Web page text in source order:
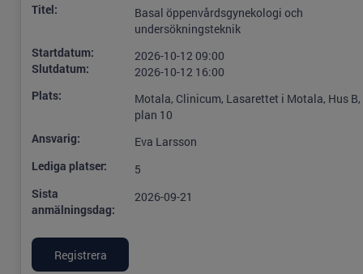
Titel:
Basal öppenvårdsgynekologi och
undersökningsteknik
Startdatum:
Slutdatum:
2026-10-12 09:00
2026-10-12 16:00
Plats:
Motala, Clinicum, Lasarettet i Motala, Hus B,
plan 10
Ansvarig:
Eva Larsson
Lediga platser:
5
Sista
anmälningsdag:
2026-09-21